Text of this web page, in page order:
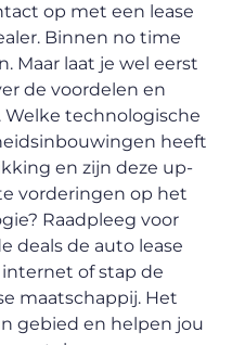
op met een lease
Binnen no time
Maar laat je wel eerst
de voordelen en
technologische
heeft
en zijn deze up-
vorderingen op het
Raadpleeg voor
deals de auto lease
of stap de
maatschappij. Het
gebied en helpen jou